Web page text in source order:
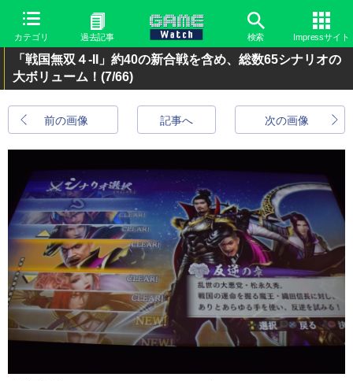
カテゴリ 過去記事 検索 Impressサイト
「戦国無双４-II」約40の新合戦を含め、総数65シナリオの
大ボリューム！ (7/66)
前の画像 次の画像
記事へ